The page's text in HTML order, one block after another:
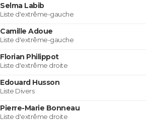
Selma Labib
Liste d'extrême-gauche
Camille Adoue
Liste d'extrême-gauche
Florian Philippot
Liste d'extrême droite
Edouard Husson
Liste Divers
Pierre-Marie Bonneau
Liste d'extrême droite